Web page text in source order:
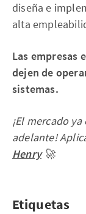
diseña e
alta
Las empresas
dejen de
sistemas.
¡El mercado
adelante!
Henry🚀
Etiquetas